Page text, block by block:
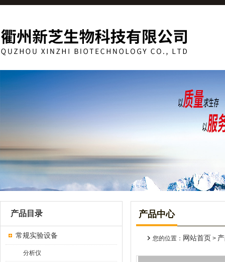
产品目录
常规实验设备
分析仪
产品中心
您的位置： 网站首页 >